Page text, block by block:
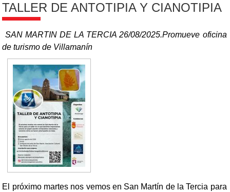
TALLER DE ANTOTIPIA Y CIANOTIPIA
SAN MARTIN DE LA TERCIA 26/08/2025.Promueve oficina
de turismo de Villamanín
El próximo martes nos vemos en San Martín de la Tercia para